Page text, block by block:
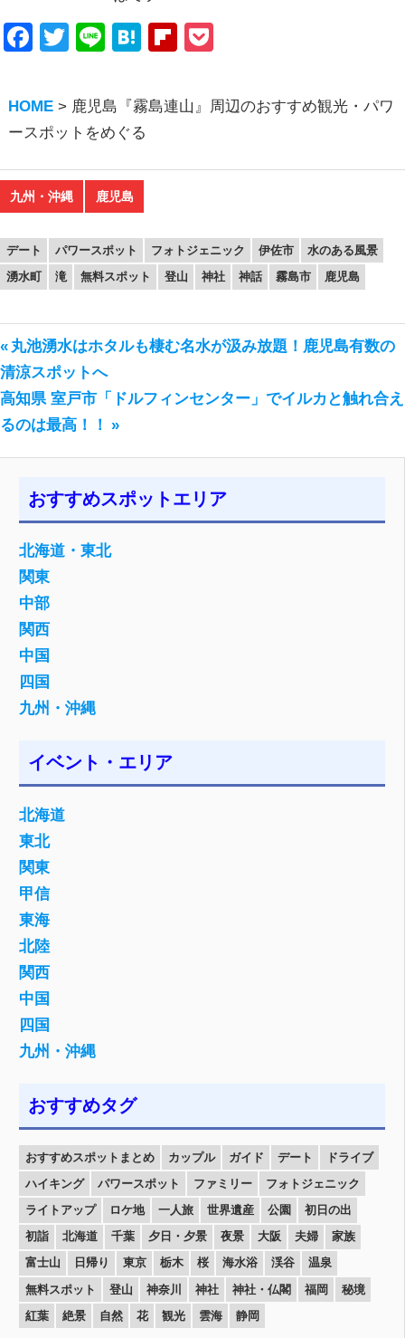
Facebook
Twitter
LineHatenaFlipboard
HOME> 鹿児島『霧島連山』周辺のおすすめ観光・パワ
ースポットをめぐる
九州・沖縄 鹿児島
デート パワースポット フォトジェニック 伊佐市
水のある風景
湧水町
滝 無料スポット 登山 神社 神話 霧島市 鹿児島
投
稿
ナ
ビ
ゲ
ー
シ
ョ
ン
前
の
投
稿:
丸池湧水はホタルも棲む名水が汲み放題！鹿児島有数の
清涼スポットへ
次
の
高知県 室戸市「ドルフィンセンター」でイルカと触れ合え
るのは最高！！
おすすめスポットエリア
北海道・東北
関東
中部
関西
中国
四国
九州・沖縄
イベント・エリア
北海道
東北
関東
甲信
東海
北陸
関西
中国
四国
九州・沖縄
おすすめタグ
おすすめスポットまとめ カップル ガイド デート
ドライブ
ハイキング
パワースポット ファミリー
フォトジェニック
ライトアップ
ロケ地 一人旅 世界遺産 公園
初日の出
初詣
北海道 千葉 夕日・夕景 夜景 大阪 夫婦
家族
富士山
日帰り 東京 栃木 桜 海水浴 渓谷
温泉
無料スポット
登山 神奈川 神社 神社・仏閣 福岡
秘境
紅葉
絶景 自然 花 観光 雲海 静岡